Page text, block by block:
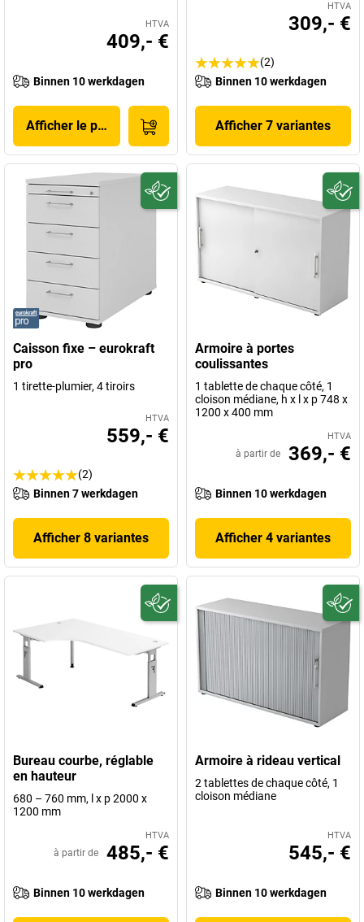
HTVA
409,- €
Binnen 10 werkdagen
Afficher le produit
HTVA
309,- €
(2)
Binnen 10 werkdagen
Afficher 7 variantes
Caisson fixe – eurokraft
pro
1 tirette-plumier, 4 tiroirs
HTVA
559,- €
(2)
Binnen 7 werkdagen
Afficher 8 variantes
Armoire à portes
coulissantes
1 tablette de chaque côté, 1
cloison médiane, h x l x p 748 x
1200 x 400 mm
HTVA
à partir de 369,- €
Binnen 10 werkdagen
Afficher 4 variantes
Bureau courbe, réglable
en hauteur
680 – 760 mm, l x p 2000 x
1200 mm
HTVA
à partir de 485,- €
Binnen 10 werkdagen
Armoire à rideau vertical
2 tablettes de chaque côté, 1
cloison médiane
HTVA
545,- €
Binnen 10 werkdagen